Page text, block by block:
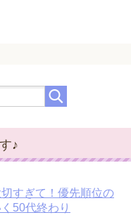
♪
切すぎて！優先順位の
50代終わり